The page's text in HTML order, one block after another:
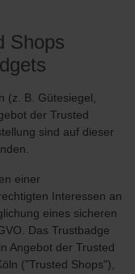
Shops
(z. B. Gütesiegel,
der Trusted
sind auf dieser
einer
Interessen an
eines sicheren
Das Trustbadge
Angebot der Trusted
("Trusted Shops"),